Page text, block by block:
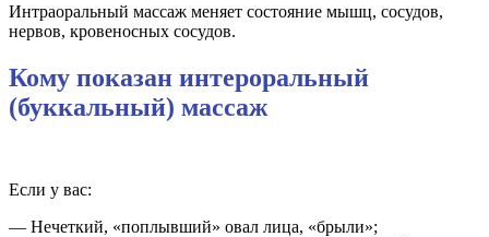
Интраоральный массаж меняет состояние мышц, сосудов,
нервов, кровеносных сосудов.
Кому показан интероральный
(буккальный) массаж
Если у вас:
— Нечеткий, «поплывший» овал лица, «брыли»;